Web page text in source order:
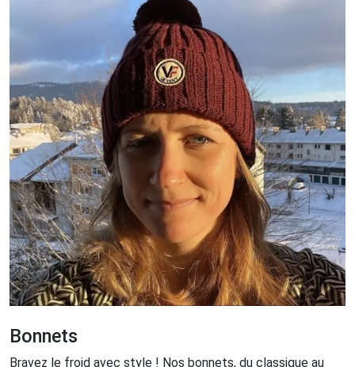
Bonnets
Bravez le froid avec style ! Nos bonnets, du classique au